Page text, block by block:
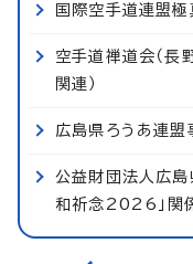
国際空手道連盟
空手道禅道会（長
関連）
広島県ろうあ連盟
公益財団法人広
和祈念2026」関